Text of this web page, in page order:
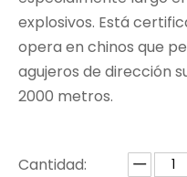
explosivos. Está
opera en chinos que
agujeros de dirección
2000 metros.
Cantidad: